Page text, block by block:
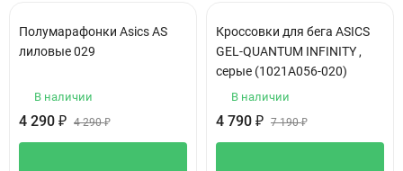
Полумарафонки Asics АS
лиловые 029
В наличии
4 290 ₽ 4 290₽
Кроссовки для бега АSIСS
GEL-QUANTUM INFINITY ,
серые (1021A056-020)
В наличии
4 790 ₽ 7 190₽